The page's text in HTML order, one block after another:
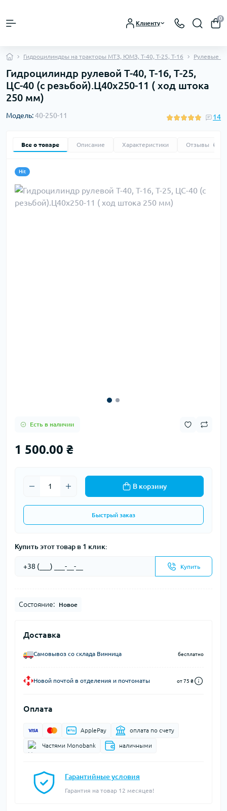
Клиенту
0
Гидроцилиндры на тракторы МТЗ, ЮМЗ, Т-40, Т-25, Т-16 Рулевые
Гидроцилиндр рулевой Т-40, Т-16, Т-25,
ЦС-40 (с резьбой).Ц40х250-11 ( ход штока
250 мм)
Модель:40-250-11 14
Все о товаре Описание Характеристики Отзывы 14
Hit
Есть в наличии
1 500.00 ₴
В корзину
Быстрый заказ
Купить этот товар в 1 клик:
Купить
Состояние: Новое
Доставка
Самовывоз со склада Винница бесплатно
Новой почтой в отделения и почтоматы от 75 ₴
Оплата
ApplePay оплата по счету
Частями Monobank наличными
Гарантийные условия
Гарантия на товар 12 месяцев!